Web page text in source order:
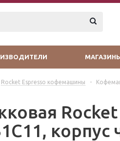
Rocket Espresso кофемашины -
Rocket
корпус